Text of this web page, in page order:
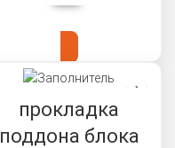
прокладка
поддона блока